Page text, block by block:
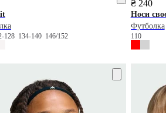
128 134-140 146/152
₴ 240
Носи
Футболка
110